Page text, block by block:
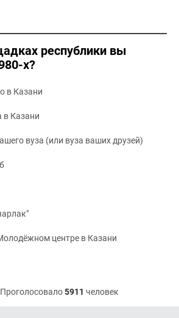
республики вы
х?
в Казани
в Казани
вуза (или вуза ваших друзей)
центре в Казани
Проголосовало5911 человек